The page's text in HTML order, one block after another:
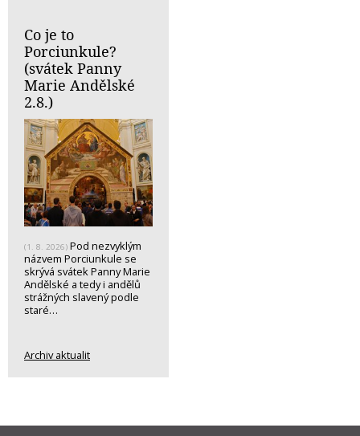
Co je to
Porciunkule?
(svátek Panny
Marie Andělské
2.8.)
(1. 8. 2026) Pod nezvyklým
názvem Porciunkule se
skrývá svátek Panny Marie
Andělské a tedy i andělů
strážných slavený podle
staré…
Archiv aktualit